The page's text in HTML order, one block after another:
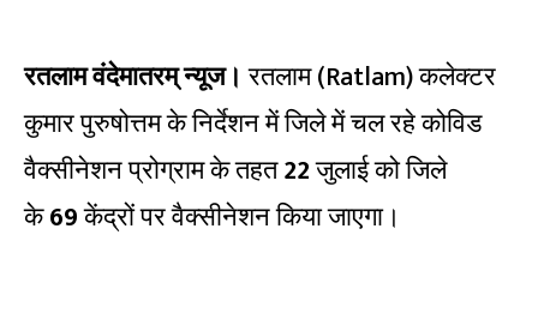
रतलाम वंदेमातरम् न्यूज। रतलाम (Ratlam) कलेक्टर
कुमार पुरुषोत्तम के निर्देशन में जिले में चल रहे कोविड
वैक्सीनेशन प्रोग्राम के तहत22जुलाई को जिले
के69केंद्रों पर वैक्सीनेशन किया जाएगा।